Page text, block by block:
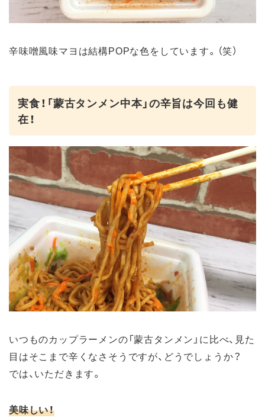
辛味噌風味マヨは結構POPな色をしています。（笑）
実食！「蒙古タンメン中本」の辛旨は今回も健
在！
いつものカップラーメンの「蒙古タンメン」に比べ、見た
目はそこまで辛くなさそうですが、どうでしょうか？
では、いただきます。
美味しい！